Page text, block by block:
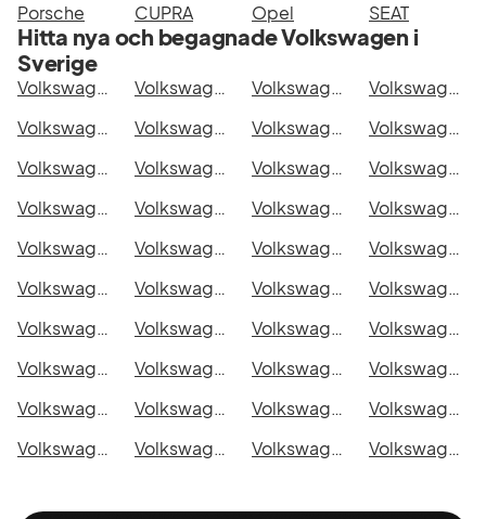
Porsche
CUPRA Opel SEAT
Hitta nya och begagnade Volkswagen i
Sverige
Volkswagen Passat Sportscombi eHybrid R-Line 272hk DSG i Stockholm Volkswagen Passat Sportscombi eHybrid R-Line 272hk DSG i Göteborg Volkswagen Passat Sportscombi eHybrid R-Line 272hk DSG i Helsingborg
Volkswagen Passat Sportscombi eHybrid R-Line 272hk DSG i Jönköping
Volkswagen Passat Sportscombi eHybrid R-Line 272hk DSG i Malmö
Volkswagen Passat Sportscombi eHybrid R-Line 272hk DSG i Örebro Volkswagen Passat Sportscombi eHybrid R-Line 272hk DSG i Norrköping
Volkswagen Passat Sportscombi eHybrid R-Line 272hk DSG i Linköping
Volkswagen Passat Sportscombi eHybrid R-Line 272hk DSG i Uppsala
Volkswagen Passat Sportscombi eHybrid R-Line 272hk DSG i Västerås Volkswagen Passat Sportscombi eHybrid R-Line 272hk DSG i Halmstad
Volkswagen Passat Sportscombi eHybrid R-Line 272hk DSG i Växjö
Volkswagen Passat Sportscombi eHybrid R-Line 272hk DSG i Eskilstuna
Volkswagen Passat Sportscombi eHybrid R-Line 272hk DSG i Kalmar Volkswagen Passat Sportscombi eHybrid R-Line 272hk DSG i Karlskrona
Volkswagen Passat Sportscombi eHybrid R-Line 272hk DSG i Karlstad
Volkswagen Passat Sportscombi eHybrid R-Line 272hk DSG i Kristianstad
Volkswagen Passat Sportscombi eHybrid R-Line 272hk DSG i Sundsvall Volkswagen Passat Sportscombi eHybrid R-Line 272hk DSG i Umeå
Volkswagen Passat Sportscombi eHybrid R-Line 272hk DSG i Varberg
Volkswagen Passat Sportscombi eHybrid R-Line 272hk DSG i Borås
Volkswagen Passat Sportscombi eHybrid R-Line 272hk DSG i Falkenberg Volkswagen Passat Sportscombi eHybrid R-Line 272hk DSG i Gävle
Volkswagen Passat Sportscombi eHybrid R-Line 272hk DSG i Luleå
Volkswagen Passat Sportscombi eHybrid R-Line 272hk DSG i Lund
Volkswagen Passat Sportscombi eHybrid R-Line 272hk DSG i Mönsterås Volkswagen Passat Sportscombi eHybrid R-Line 272hk DSG i Uddevalla
Volkswagen Passat Sportscombi eHybrid R-Line 272hk DSG i Västervik
Volkswagen Passat Sportscombi eHybrid R-Line 272hk DSG i Ystad
Volkswagen Passat Sportscombi eHybrid R-Line 272hk DSG i Östersund Volkswagen Passat Sportscombi eHybrid R-Line 272hk DSG i Borlänge
Volkswagen Passat Sportscombi eHybrid R-Line 272hk DSG i Kiruna
Volkswagen Passat Sportscombi eHybrid R-Line 272hk DSG i Nyköping
Volkswagen Passat Sportscombi eHybrid R-Line 272hk DSG i Oskarshamn Volkswagen Passat Sportscombi eHybrid R-Line 272hk DSG i Sigtuna
Volkswagen Passat Sportscombi eHybrid R-Line 272hk DSG i Skellefteå
Volkswagen Passat Sportscombi eHybrid R-Line 272hk DSG i Skövde
Volkswagen Passat Sportscombi eHybrid R-Line 272hk DSG i Trollhättan Volkswagen Passat Sportscombi eHybrid R-Line 272hk DSG i Alingsås Volkswagen Passat Sportscombi eHybrid R-Line 272hk DSG i Båstad